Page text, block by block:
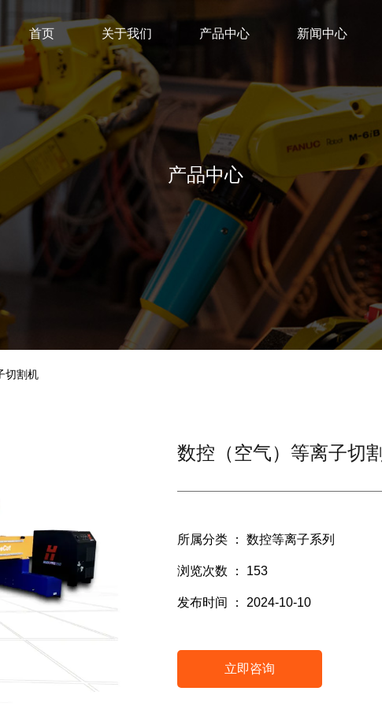
首页 关于我们 产品中心 新闻中心
产品中心
切割机
数控（空气）等离子切
所属分类 ： 数控等离子系列
浏览次数 ： 153
发布时间 ： 2024-10-10
立即咨询